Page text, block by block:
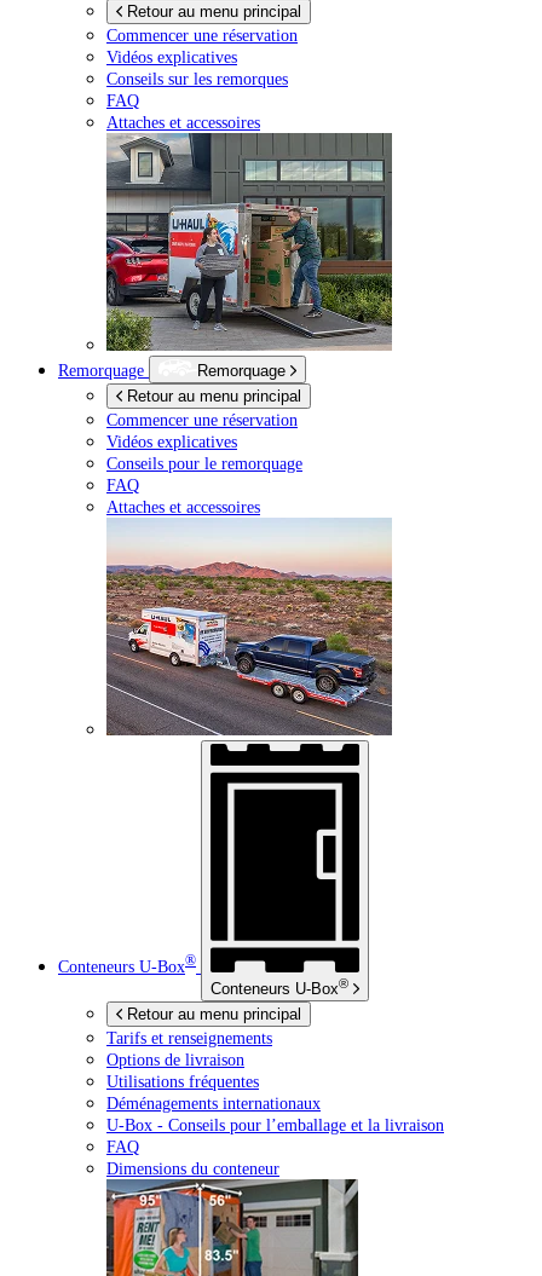
Retour au menu principal
Commencer une réservation
Vidéos explicatives
Conseils sur les remorques
FAQ
Attaches et accessoires
Remorquage
Remorquage
Retour au menu principal
Commencer une réservation
Vidéos explicatives
Conseils pour le remorquage
FAQ
Attaches et accessoires
Conteneurs U-Box®
Conteneurs U-Box®
Retour au menu principal
Tarifs et renseignements
Options de livraison
Utilisations fréquentes
Déménagements internationaux
U-Box - Conseils pour l’emballage et la livraison
FAQ
Dimensions du conteneur